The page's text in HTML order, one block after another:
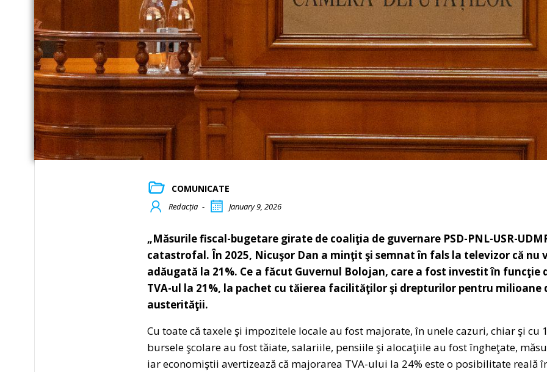
COMUNICATE
Redacția - January 9, 2026
„Măsurile fiscal-bugetare girate de coaliţia de guvernare PSD-PNL-USR-
catastrofal. În 2025, Nicuşor Dan a minţit şi semnat în fals la televizor că nu
adăugată la 21%. Ce a făcut Guvernul Bolojan, care a fost investit în funcţie
TVA-ul la 21%, la pachet cu tăierea facilităţilor şi drepturilor pentru milioane
austerităţii.
Cu toate că taxele şi impozitele locale au fost majorate, în unele cazuri, chiar şi cu
bursele şcolare au fost tăiate, salariile, pensiile şi alocaţiile au fost îngheţate,
iar economiştii avertizează că majorarea TVA-ului la 24% este o posibilitate reală